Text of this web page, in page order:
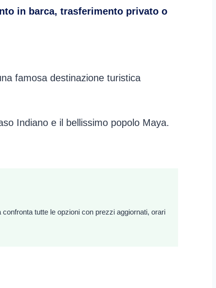
in barca, trasferimento privato o
famosa destinazione turistica
Indiano e il bellissimo popolo Maya.
tutte le opzioni con prezzi aggiornati, orari